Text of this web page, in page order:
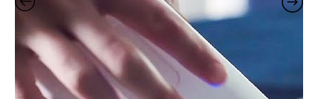
附
空
quantity